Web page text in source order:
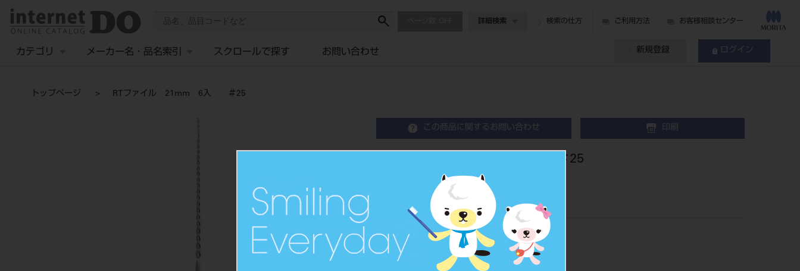
詳細検索 検索の仕方 ご利用方法 お客様相談センター
カテゴリ メーカー名・品名索引 スクロールで探す お問い合わせ 新規登録 ログイン
トップページ RTファイル 21mm 6入 ＃25
この商品に関するお問い合わせ 印刷
RTファイル 21mm 6入 ＃25
Rectanqular File
歯科用ファイル
品目コード 20239040025
JAN/EANコード 4546951504502